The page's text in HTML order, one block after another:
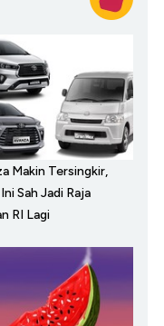
Makin Tersingkir,
Sah Jadi Raja
RI Lagi